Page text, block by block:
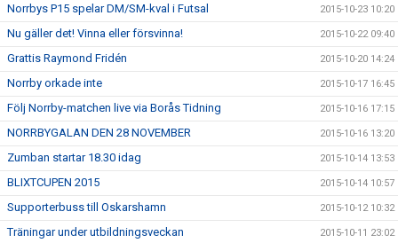
Norrbys P15 spelar DM/SM-kval i Futsal 2015-10-23 10:20
Nu gäller det! Vinna eller försvinna! 2015-10-22 09:40
Grattis Raymond Fridén 2015-10-20 14:24
Norrby orkade inte 2015-10-17 16:45
Följ Norrby-matchen live via Borås Tidning 2015-10-16 17:15
NORRBYGALAN DEN 28 NOVEMBER 2015-10-16 13:20
Zumban startar 18.30 idag 2015-10-14 13:53
BLIXTCUPEN 2015 2015-10-14 10:57
Supporterbuss till Oskarshamn 2015-10-12 10:32
Träningar under utbildningsveckan 2015-10-11 23:02